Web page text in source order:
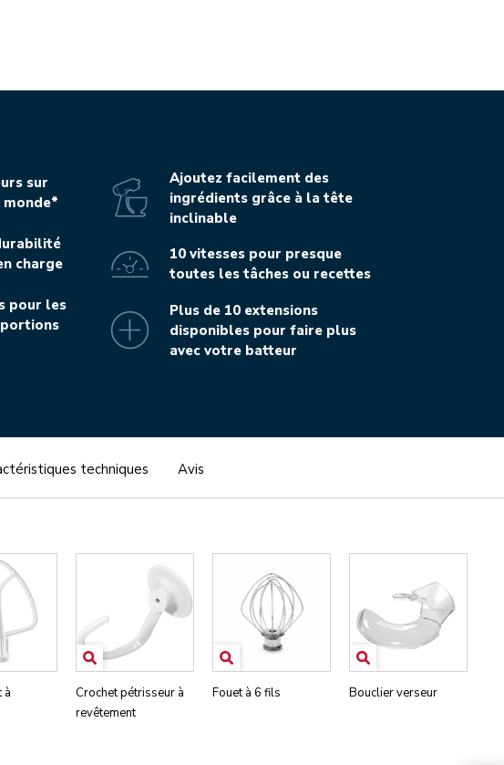
sur
monde*
charge
pour les
Ajoutez facilement des
ingrédients grâce à la tête
inclinable
10 vitesses pour presque
toutes les tâches ou recettes
Plus de 10 extensions
disponibles pour faire plus
avec votre batteur
techniques Avis
à
Crochet pétrisseur à
revêtement
Fouet à 6 fils Bouclier verseur